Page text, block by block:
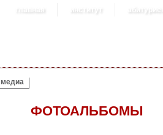
главная институт
медиа
ФОТОАЛЬБОМЫ